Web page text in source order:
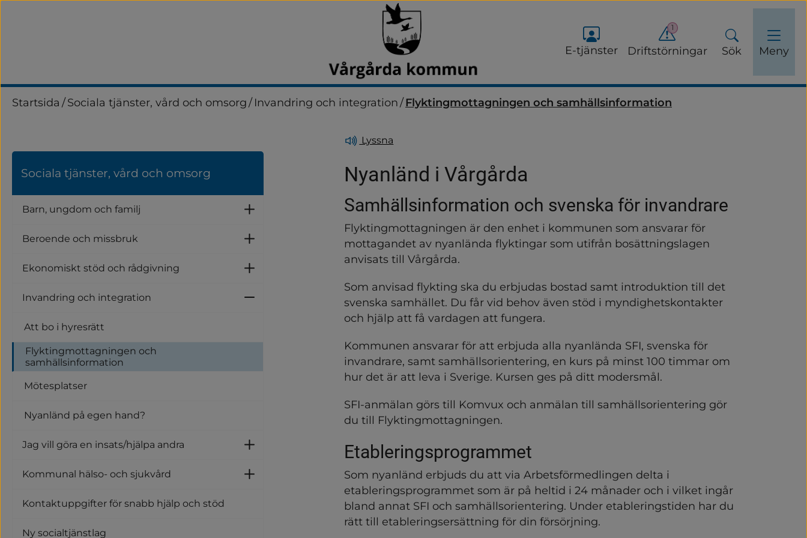
E-tjänster Driftstörningar
1
Sök Meny
Startsida /Sociala tjänster, vård och omsorg/ Invandring och integration/Flyktingmottagningen och samhällsinformation
Sociala tjänster, vård och omsorg
Barn, ungdom och familj Undersidor för Barn, ungdom och familj
Beroende och missbruk Undersidor för Beroende och missbruk
Ekonomiskt stöd och rådgivning Undersidor för Ekonomiskt stöd och rådgivning
Invandring och integration Undersidor för Invandring och integration
Att bo i hyresrätt
Flyktingmottagningen och
samhällsinformation
Mötesplatser
Nyanländ på egen hand?
Jag vill göra en insats/hjälpa andra Undersidor för Jag vill göra en insats/hjälpa andra
Kommunal hälso- och sjukvård Undersidor för Kommunal hälso- och sjukvård
Kontaktuppgifter för snabb hjälp och stöd
Ny socialtjänstlag
Lyssna
Nyanländ i Vårgårda
Samhällsinformation och svenska för invandrare
Flyktingmottagningen är den enhet i kommunen som ansvarar för
mottagandet av nyanlända flyktingar som utifrån bosättningslagen
anvisats till Vårgårda.
Som anvisad flykting ska du erbjudas bostad samt introduktion till det
svenska samhället. Du får vid behov även stöd i myndighetskontakter
och hjälp att få vardagen att fungera.
Kommunen ansvarar för att erbjuda alla nyanlända SFI, svenska för
invandrare, samt samhällsorientering, en kurs på minst 100 timmar om
hur det är att leva i Sverige. Kursen ges på ditt modersmål.
SFI-anmälan görs till Komvux och anmälan till samhällsorientering gör
du till Flyktingmottagningen.
Etableringsprogrammet
Som nyanländ erbjuds du att via Arbetsförmedlingen delta i
etableringsprogrammet som är på heltid i 24 månader och i vilket ingår
bland annat SFI och samhällsorientering. Under etableringstiden har du
rätt till etableringsersättning för din försörjning.